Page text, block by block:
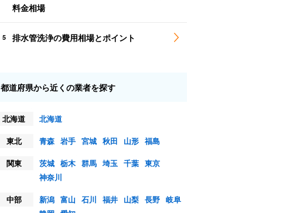
料金相場
5 排水管洗浄の費用相場とポイント
都道府県から近くの業者を探す
北海道
北海道
東北
青森 岩手 宮城 秋田 山形 福島
関東
茨城 栃木 群馬 埼玉 千葉 東京
神奈川
中部
新潟 富山 石川 福井 山梨 長野 岐阜